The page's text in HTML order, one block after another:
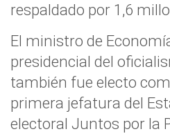
respaldado por 1,6
El ministro de
presidencial del
también fue electo
primera jefatura del
electoral Juntos por la